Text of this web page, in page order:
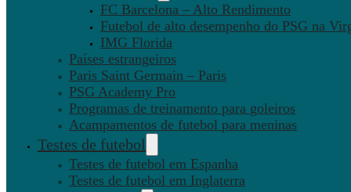
FC Barcelona – Alto Rendimento
Futebol de alto desempenho do PSG na
IMG Florida
Países estrangeiros
Paris Saint Germain – Paris
PSG Academy Pro
Programas de treinamento para goleiros
Acampamentos de futebol para meninas
Testes de futebol
Testes de futebol em Espanha
Testes de futebol em Inglaterra